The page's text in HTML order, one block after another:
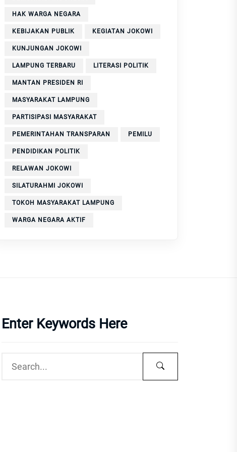
HAK WARGA NEGARA
KEBIJAKAN PUBLIK KEGIATAN JOKOWI
KUNJUNGAN JOKOWI
LAMPUNG TERBARU LITERASI POLITIK
MANTAN PRESIDEN RI
MASYARAKAT LAMPUNG
PARTISIPASI MASYARAKAT
PEMERINTAHAN TRANSPARAN PEMILU
PENDIDIKAN POLITIK
RELAWAN JOKOWI
SILATURAHMI JOKOWI
TOKOH MASYARAKAT LAMPUNG
WARGA NEGARA AKTIF
Enter Keywords Here